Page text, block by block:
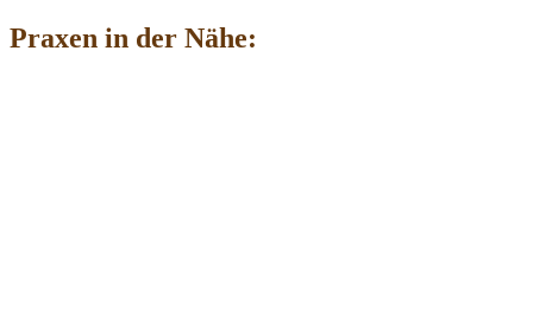
Praxen in der Nähe: